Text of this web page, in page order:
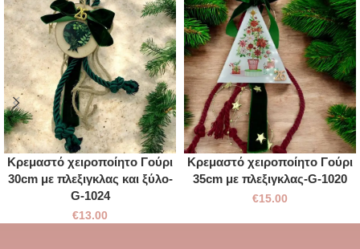
Κρεμαστό χειροποίητο Γούρι
30cm με πλεξιγκλας και ξύλο-
G-1024
€13.00
Κρεμαστό χειροποίητο Γούρι
35cm με πλεξιγκλας-G-1020
€15.00